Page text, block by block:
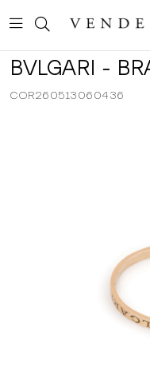
BVLGARI -
COR260513060436